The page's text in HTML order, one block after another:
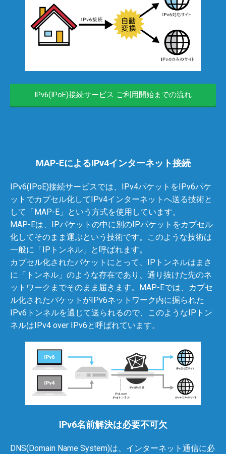
IPv6(IPoE)接続サービス ご利用開始までの流れ
MAP-EによるIPv4インターネット接続
IPv6(IPoE)接続サービスでは、IPv4パケットをIPv6パケ
ットでカプセル化してIPv4インターネットへ送る技術と
して「MAP-E」という方式を使用しています。
MAP-Eは、IPパケットの中に別のIPパケットをカプセル
化してそのまま運ぶという技術です。このような技術は
一般に「IPトンネル」と呼ばれます。
カプセル化されたパケットにとって、IPトンネルはまさ
に「トンネル」のような存在であり、通り抜けた先のネ
ットワークまでそのまま届きます。MAP-Eでは、カプセ
ル化されたパケットがIPv6ネットワーク内に掘られた
IPv6トンネルを通じて送られるので、このようなIPトン
ネルはIPv4 over IPv6と呼ばれています。
IPv6名前解決は必要不可欠
DNS(Domain Name System)は、インターネット通信に必